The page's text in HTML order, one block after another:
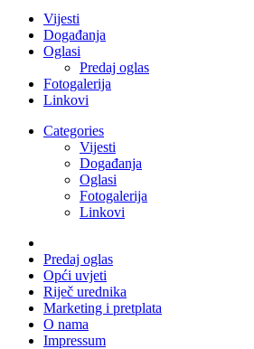
Vijesti
Događanja
Oglasi
Predaj oglas
Fotogalerija
Linkovi
Categories
Vijesti
Događanja
Oglasi
Fotogalerija
Linkovi
Predaj oglas
Opći uvjeti
Riječ urednika
Marketing i pretplata
O nama
Impressum